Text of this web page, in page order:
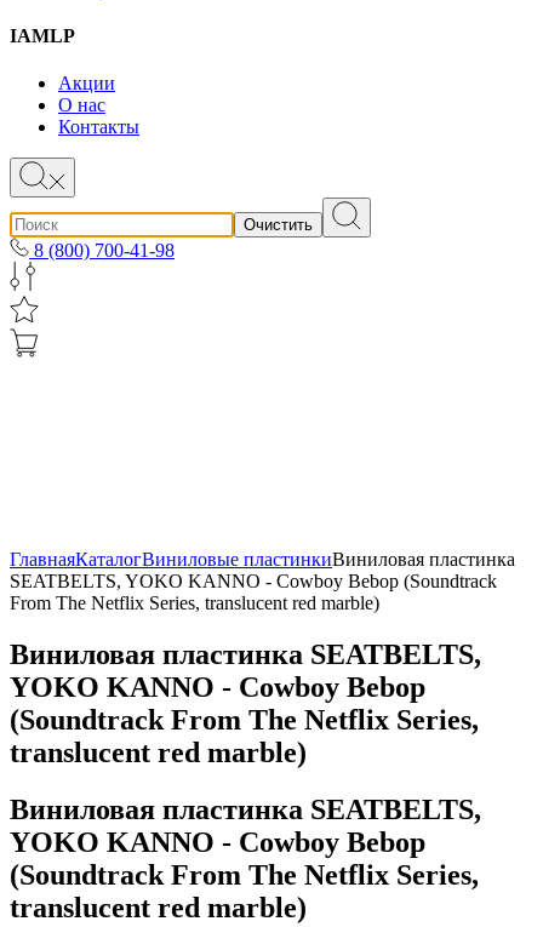
IAMLP
Акции
О нас
Контакты
Очистить
8 (800) 700-41-98
ГлавнаяКаталогВиниловые пластинкиВиниловая пластинка
SEATBELTS, YOKO KANNO - Cowboy Bebop (Soundtrack
From The Netflix Series, translucent red marble)
Виниловая пластинка SEATBELTS,
YOKO KANNO - Cowboy Bebop
(Soundtrack From The Netflix Series,
translucent red marble)
Виниловая пластинка SEATBELTS,
YOKO KANNO - Cowboy Bebop
(Soundtrack From The Netflix Series,
translucent red marble)